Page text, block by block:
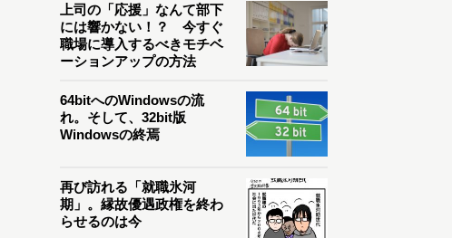
上司の「応援」なんて部下
には響かない！？ 今すぐ
職場に導入するべきモチベ
ーションアップの方法
64bitへのWindowsの流
れ。そして、32bit版
Windowsの終焉
再び訪れる「就職氷河
期」。縁故優遇政権を終わ
らせるのは今